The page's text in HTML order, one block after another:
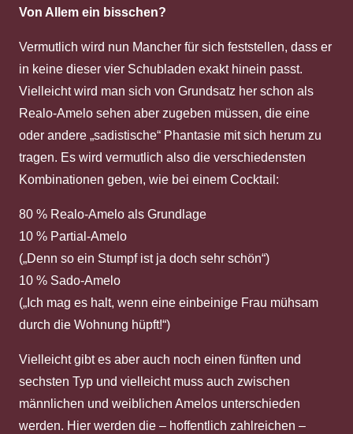
Von Allem ein bisschen?
Vermutlich wird nun Mancher für sich feststellen, dass er
in keine dieser vier Schubladen exakt hinein passt.
Vielleicht wird man sich von Grundsatz her schon als
Realo-Amelo sehen aber zugeben müssen, die eine
oder andere „sadistische“ Phantasie mit sich herum zu
tragen. Es wird vermutlich also die verschiedensten
Kombinationen geben, wie bei einem Cocktail:
80 % Realo-Amelo als Grundlage
10 % Partial-Amelo
(„Denn so ein Stumpf ist ja doch sehr schön“)
10 % Sado-Amelo
(„Ich mag es halt, wenn eine einbeinige Frau mühsam
durch die Wohnung hüpft!“)
Vielleicht gibt es aber auch noch einen fünften und
sechsten Typ und vielleicht muss auch zwischen
männlichen und weiblichen Amelos unterschieden
werden. Hier werden die – hoffentlich zahlreichen –